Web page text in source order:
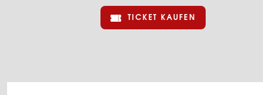
TICKET KAUFEN